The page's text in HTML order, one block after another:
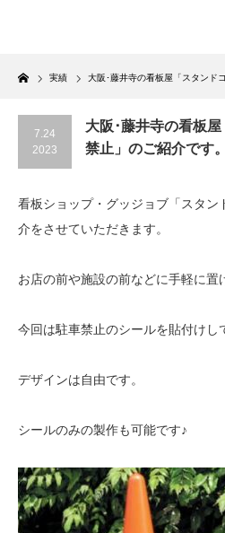
Home
実績 大阪･藤井寺の看板屋「スタンド
7.24
2023
大阪･藤井寺の看板
禁止」のご紹介です。
看板ショップ・グッジョブ「スタ
介をさせていただきます。
お店の前や施設の前などに手軽に置
今回は駐車禁止のシールを貼付けし
デザインは自由です。
シールのみの製作も可能です♪